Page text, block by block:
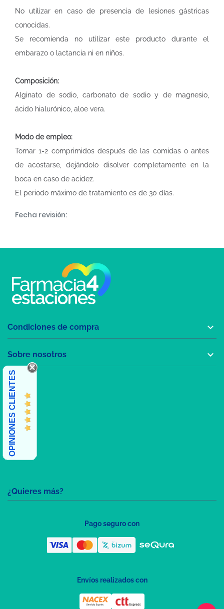
No utilizar en caso de presencia de lesiones gástricas
conocidas.
Se recomienda no utilizar este producto durante el
embarazo o lactancia ni en niños.
Composición:
Alginato de sodio, carbonato de sodio y de magnesio,
ácido hialurónico, aloe vera.
Modo de empleo:
Tomar 1-2 comprimidos después de las comidas o antes
de acostarse, dejándolo disolver completamente en la
boca en caso de acidez.
El periodo máximo de tratamiento es de 30 días.
Fecha revisión:
¿Quieres más?
Condiciones de compra 
Sobre nosotros 
OPINIONES CLIENTES
Pago seguro con
Envíos realizados con